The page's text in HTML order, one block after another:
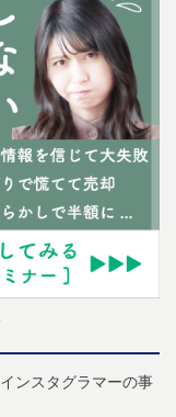
ンスタグラマーの事